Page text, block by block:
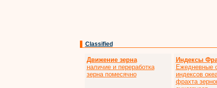
Classified
Движение зерна
наличие и переработка
зерна помесячно
Индексы
Ежедневные
индексов
фрахта